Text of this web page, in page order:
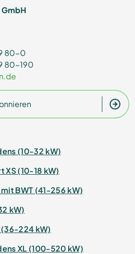
80-0
80-190
(10-32 kW)
XS (10-18 kW)
BWT (41-256 kW)
kW)
224 kW)
XL (100-520 kW)